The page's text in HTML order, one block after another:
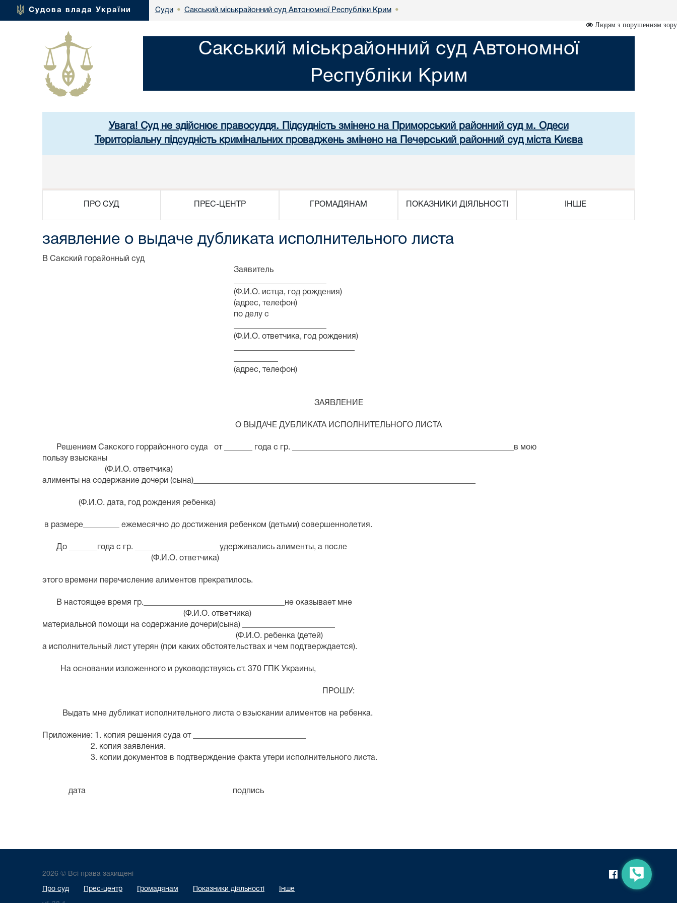
Судова влада України Суди • Сакський міськрайонний суд Автономної Республіки Крим •
Людям з порушенням зору
Сакський міськрайонний суд Автономної
Республіки Крим
Увага! Суд не здійснює правосуддя. Підсудність змінено на Приморський районний суд м. Одеси
Територіальну підсудність кримінальних проваджень змінено на Печерський районний суд міста Києва
ПРО СУД ПРЕС-ЦЕНТР ГРОМАДЯНАМ ПОКАЗНИКИ ДІЯЛЬНОСТІ ІНШЕ
заявление о выдаче дубликата исполнительного листа
В Сакский горайонный суд
Заявитель
(Ф.И.О. истца, год рождения)
(адрес, телефон)
по делу с
(Ф.И.О. ответчика, год рождения)
(адрес, телефон)
ЗАЯВЛЕНИЕ
О ВЫДАЧЕ ДУБЛИКАТА ИСПОЛНИТЕЛЬНОГО ЛИСТА
Решением Сакского горрайонного суда от _______ года с гр. _______________________________________________________в мою
пользу взысканы
(Ф.И.О. ответчика)
алименты на содержание дочери (сына)______________________________________________________________________
(Ф.И.О. дата, год рождения ребенка)
в размере_________ ежемесячно до достижения ребенком (детьми) совершеннолетия.
До _______года с гр. _____________________удерживались алименты, а после
(Ф.И.О. ответчика)
этого времени перечисление алиментов прекратилось.
В настоящее время гр.___________________________________не оказывает мне
(Ф.И.О. ответчика)
материальной помощи на содержание дочери(сына) _______________________
(Ф.И.О. ребенка (детей)
а исполнительный лист утерян (при каких обстоятельствах и чем подтверждается).
На основании изложенного и руководствуясь ст. 370 ГПК Украины,
ПРОШУ:
Выдать мне дубликат исполнительного листа о взыскании алиментов на ребенка.
Приложение: 1. копия решения суда от ____________________________
2. копия заявления.
3. копии документов в подтверждение факта утери исполнительного листа.
дата подпись
2026 © Всі права захищені
Про суд Прес-центр Громадянам Показники діяльності Інше